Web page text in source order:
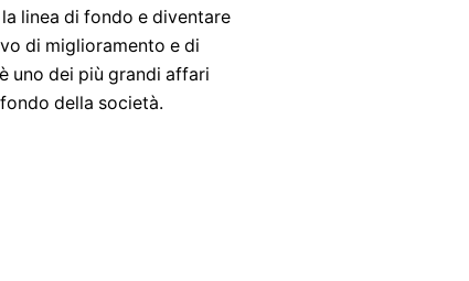
linea di fondo e diventare
di miglioramento e di
uno dei più grandi affari
della società.